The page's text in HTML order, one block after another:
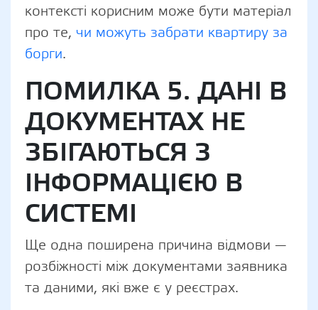
контексті корисним може бути матеріал
про те, чи можуть забрати квартиру за
борги.
ПОМИЛКА 5. ДАНІ В
ДОКУМЕНТАХ НЕ
ЗБІГАЮТЬСЯ З
ІНФОРМАЦІЄЮ В
СИСТЕМІ
Ще одна поширена причина відмови —
розбіжності між документами заявника
та даними, які вже є у реєстрах.